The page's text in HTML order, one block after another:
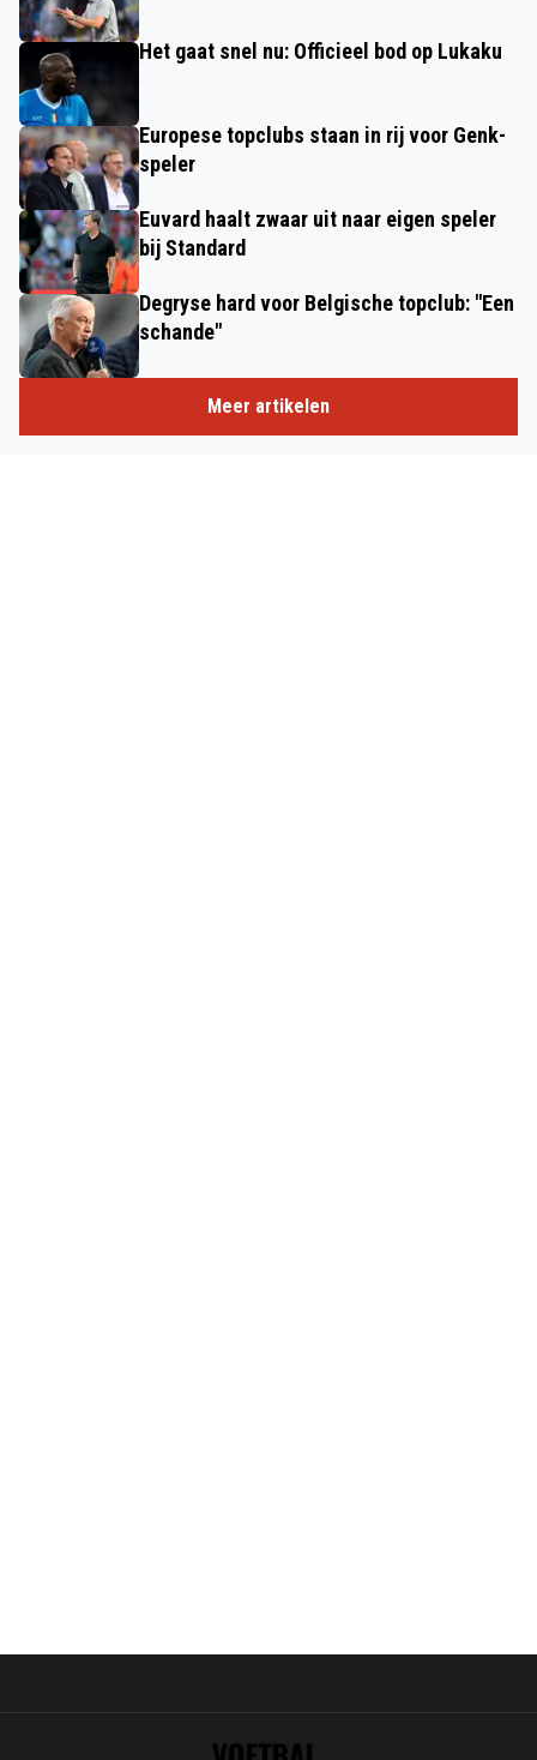
Het gaat snel nu: Officieel bod op Lukaku
Europese topclubs staan in rij voor Genk-
speler
Euvard haalt zwaar uit naar eigen speler
bij Standard
Degryse hard voor Belgische topclub: "Een
schande"
Meer artikelen